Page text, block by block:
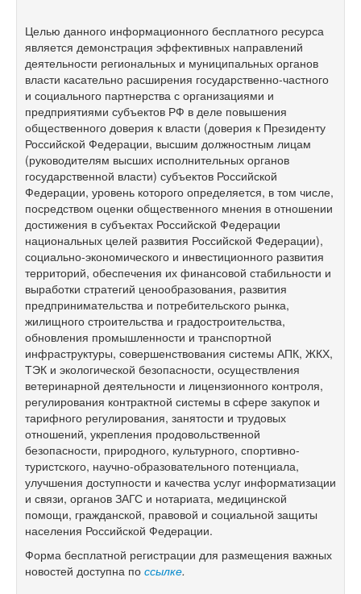
Целью данного информационного бесплатного ресурса
является демонстрация эффективных направлений
деятельности региональных и муниципальных органов
власти касательно расширения государственно-частного
и социального партнерства с организациями и
предприятиями субъектов РФ в деле повышения
общественного доверия к власти (доверия к Президенту
Российской Федерации, высшим должностным лицам
(руководителям высших исполнительных органов
государственной власти) субъектов Российской
Федерации, уровень которого определяется, в том числе,
посредством оценки общественного мнения в отношении
достижения в субъектах Российской Федерации
национальных целей развития Российской Федерации),
социально-экономического и инвестиционного развития
территорий, обеспечения их финансовой стабильности и
выработки стратегий ценообразования, развития
предпринимательства и потребительского рынка,
жилищного строительства и градостроительства,
обновления промышленности и транспортной
инфраструктуры, совершенствования системы АПК, ЖКХ,
ТЭК и экологической безопасности, осуществления
ветеринарной деятельности и лицензионного контроля,
регулирования контрактной системы в сфере закупок и
тарифного регулирования, занятости и трудовых
отношений, укрепления продовольственной
безопасности, природного, культурного, спортивно-
туристского, научно-образовательного потенциала,
улучшения доступности и качества услуг информатизации
и связи, органов ЗАГС и нотариата, медицинской
помощи, гражданской, правовой и социальной защиты
населения Российской Федерации.
Форма бесплатной регистрации для размещения важных
новостей доступна по ссылке.